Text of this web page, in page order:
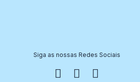
Siga as nossas Redes Sociais